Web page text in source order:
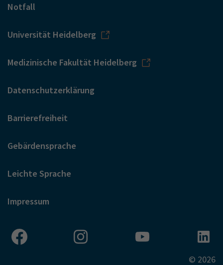
Notfall
Universität Heidelberg
Medizinische Fakultät Heidelberg
Datenschutzerklärung
Barrierefreiheit
Gebärdensprache
Leichte Sprache
Impressum
© 2026